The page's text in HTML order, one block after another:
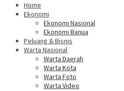
Home
Ekonomi
Ekonomi Nasional
Ekonomi Banua
Peluang & Bisnis
Warta Nasional
Warta Daerah
Warta Kota
Warta Foto
Warta Video